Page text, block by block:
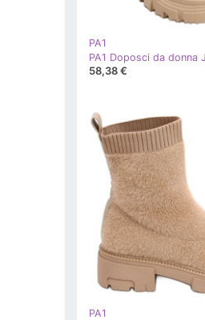
PA1
PA1 Doposci da donna
58,38 €
PA1